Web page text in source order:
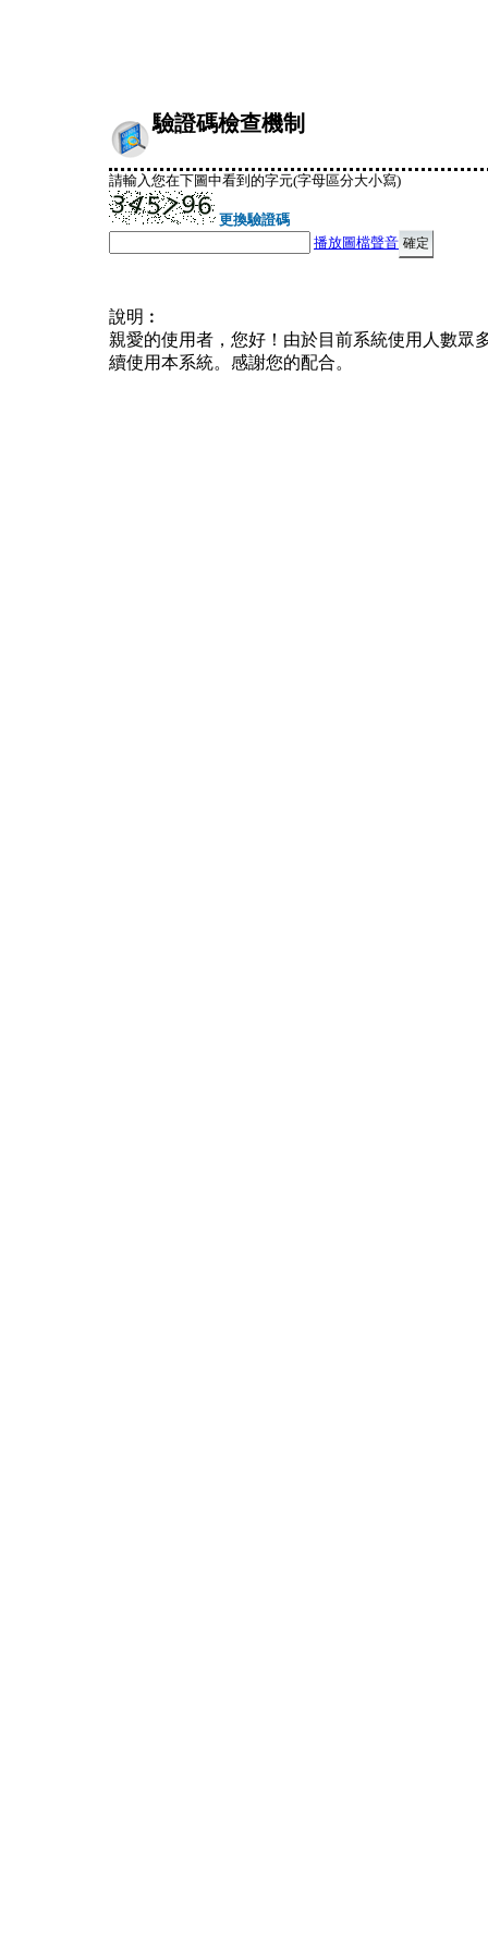
驗證碼檢查機制
請輸入您在下圖中看到的字元(字母區分大小寫)
更換驗證碼
播放圖檔聲音
說明︰
親愛的使用者，您好！由於目前系統使用人數眾
續使用本系統。感謝您的配合。